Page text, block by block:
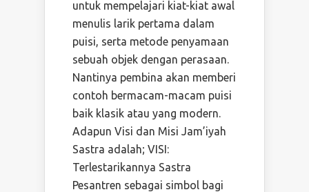
untuk mempelajari kiat-kiat awal
menulis larik pertama dalam
puisi, serta metode penyamaan
sebuah objek dengan perasaan.
Nantinya pembina akan memberi
contoh bermacam-macam puisi
baik klasik atau yang modern.
Adapun Visi dan Misi Jam’iyah
Sastra adalah; VISI:
Terlestarikannya Sastra
Pesantren sebagai simbol bagi